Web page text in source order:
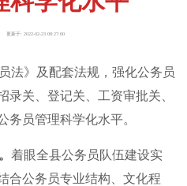
更新于: 2022-02-23 08:27:00
法》及配套法规，强化公务员
录关、登记关、工资审批关、
务员管理科学化水平。
着眼全县公务员队伍建设实
合公务员专业结构、文化程